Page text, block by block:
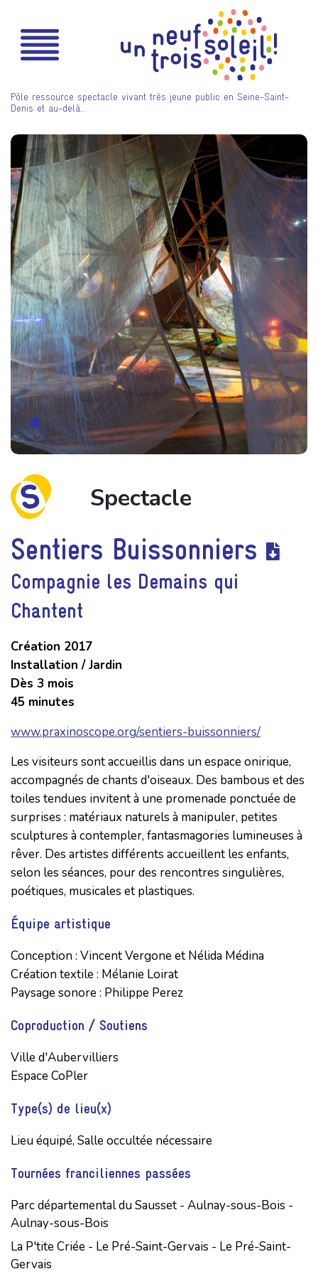
Pôle ressource spectacle vivant très jeune public en Seine-Saint-
Denis et au-delà…
Spectacle
Sentiers Buissonniers
Compagnie les Demains qui
Chantent
Création 2017
Installation / Jardin
Dès 3 mois
45 minutes
www.praxinoscope.org/sentiers-buissonniers/
Les visiteurs sont accueillis dans un espace onirique,
accompagnés de chants d'oiseaux. Des bambous et des
toiles tendues invitent à une promenade ponctuée de
surprises : matériaux naturels à manipuler, petites
sculptures à contempler, fantasmagories lumineuses à
rêver. Des artistes différents accueillent les enfants,
selon les séances, pour des rencontres singulières,
poétiques, musicales et plastiques.
Équipe artistique
Conception : Vincent Vergone et Nélida Médina
Création textile : Mélanie Loirat
Paysage sonore : Philippe Perez
Coproduction / Soutiens
Ville d'Aubervilliers
Espace CoPler
Type(s) de lieu(x)
Lieu équipé, Salle occultée nécessaire
Tournées franciliennes passées
Parc départemental du Sausset - Aulnay-sous-Bois -
Aulnay-sous-Bois
La P'tite Criée - Le Pré-Saint-Gervais - Le Pré-Saint-
Gervais